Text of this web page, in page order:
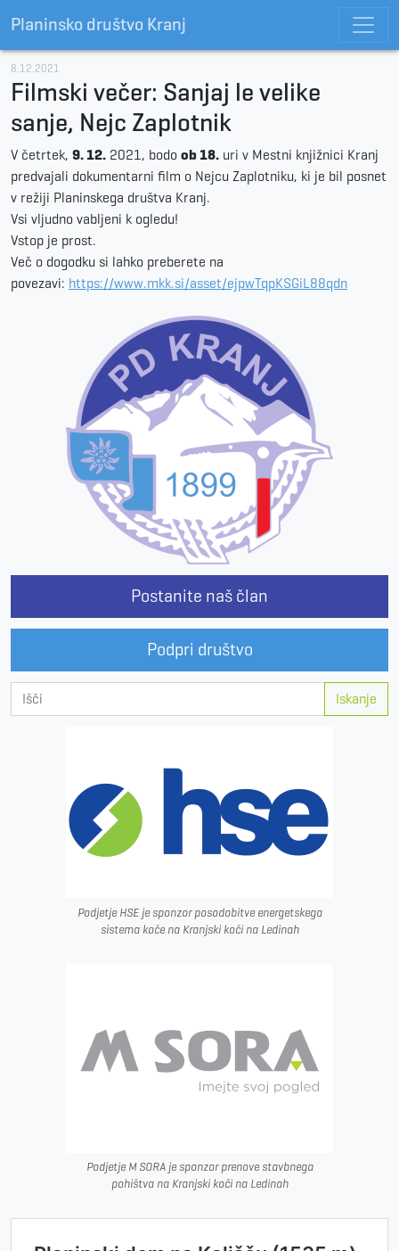
Planinsko društvo Kranj
8.12.2021
Filmski večer: Sanjaj le velike
sanje, Nejc Zaplotnik
V četrtek, 9. 12. 2021, bodo ob 18. uri v Mestni knjižnici Kranj
predvajali dokumentarni film o Nejcu Zaplotniku, ki je bil posnet
v režiji Planinskega društva Kranj.
Vsi vljudno vabljeni k ogledu!
Vstop je prost.
Več o dogodku si lahko preberete na
povezavi: https://www.mkk.si/asset/ejpwTqpKSGiL88qdn
Postanite naš član
Podpri društvo
Iskanje
Podjetje HSE je sponzor posodobitve energetskega
sistema koče na Kranjski koči na Ledinah
Podjetje M SORA je sponzor prenove stavbnega
pohištva na Kranjski koči na Ledinah